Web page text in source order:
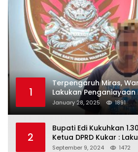
1
Terpengaruh Miras,
Lakukan
Sendiri
January 28, 2025 1891
2
Bupati Edi Kukuhkan
Ketua DPRD Kukar :
Dengan Baik Untuk
September 9, 2024 1472